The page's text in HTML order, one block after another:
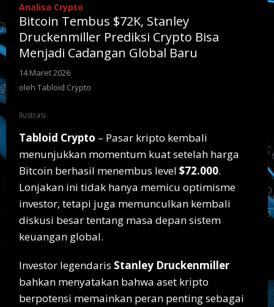
Cadangan
Global
Baru
Analisa Crypto
Bitcoin Tembus $72K, Stanley
Druckenmiller Prediksi Crypto Bisa
Menjadi Cadangan Global Baru
14 Maret 2026
Tabloid
Crypto
oleh Tabloid Crypto
Ilustrasi
Tabloid Crypto – Pasar kripto kembali
menunjukkan momentum kuat setelah harga
Bitcoin berhasil menembus level $72.000.
Lonjakan ini tidak hanya memicu optimisme
investor, tetapi juga memunculkan kembali
diskusi besar tentang masa depan sistem
keuangan global.
Investor legendaris Stanley Druckenmiller
bahkan menyatakan bahwa aset kripto
berpotensi memainkan peran penting sebagai